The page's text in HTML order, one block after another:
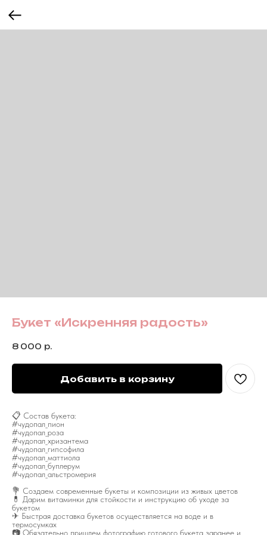
Букет «Искренняя радость»
8 000 р.
Добавить в корзину
📋 Состав букета:
#чудопал_пион
#чудопал_роза
#чудопал_хризантема
#чудопал_гипсофила
#чудопал_маттиола
#чудопал_буплерум
#чудопал_альстромерия
💐 Создаем современные букеты и композиции из живых цветов
💊 Дарим витаминки для стойкости и инструкцию об уходе за
букетом
✈ Быстрая доставка букетов осуществляется на воде и в
термосумках
📷 Обязательно пришлем фотографию готового букета заранее и